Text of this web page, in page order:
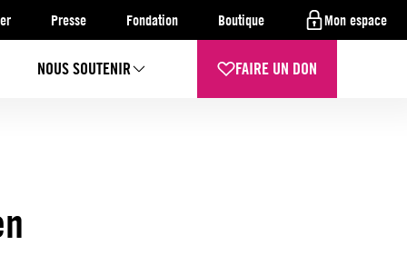
Presse Fondation Boutique Mon espace
NOUS SOUTENIR FAIRE UN DON